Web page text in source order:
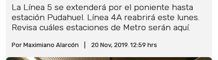
La Línea 5 se extenderá por el poniente hasta
estación Pudahuel. Línea 4A reabrirá este lunes.
Revisa cuáles estaciones de Metro serán aquí.
Por Maximiano Alarcón 20 Nov, 2019. 12:59 hrs